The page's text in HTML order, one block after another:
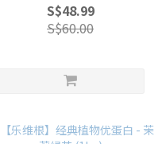
S$48.99
S$60.00